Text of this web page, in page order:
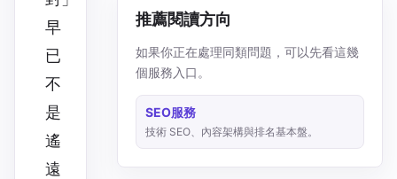
早
已
不
是
遙
遠
推薦閱讀方向
如果你正在處理同類問題，可以先看這幾
個服務入口。
SEO服務
技術 SEO、內容架構與排名基本盤。